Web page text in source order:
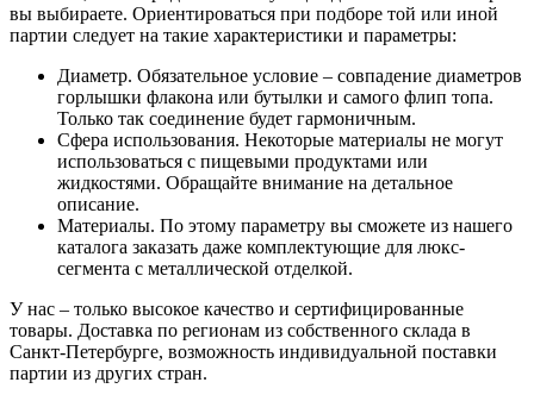
вы выбираете. Ориентироваться при подборе той или иной
партии следует на такие характеристики и параметры:
Диаметр. Обязательное условие – совпадение диаметров
горлышки флакона или бутылки и самого флип топа.
Только так соединение будет гармоничным.
Сфера использования. Некоторые материалы не могут
использоваться с пищевыми продуктами или
жидкостями. Обращайте внимание на детальное
описание.
Материалы. По этому параметру вы сможете из нашего
каталога заказать даже комплектующие для люкс-
сегмента с металлической отделкой.
У нас – только высокое качество и сертифицированные
товары. Доставка по регионам из собственного склада в
Санкт-Петербурге, возможность индивидуальной поставки
партии из других стран.